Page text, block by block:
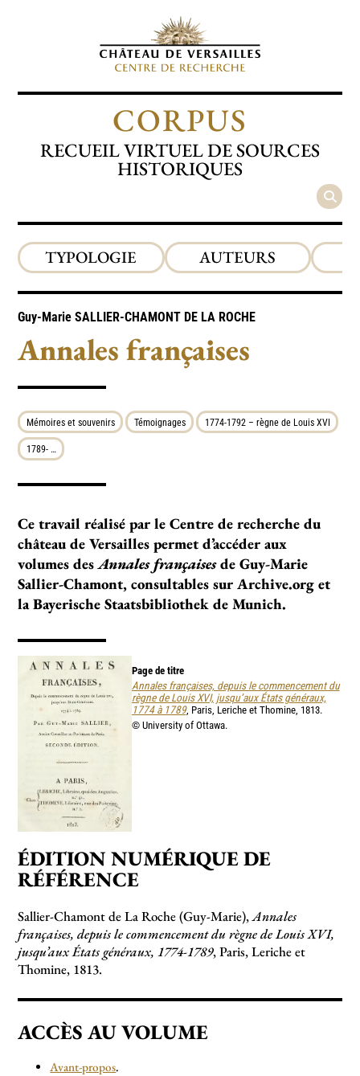
CORPUS
RECUEIL VIRTUEL DE SOURCES
HISTORIQUES
TYPOLOGIE AUTEURS
Guy-MarieSALLIER-CHAMONT DE LA ROCHE
Annales françaises
Mémoires et souvenirs Témoignages 1774-1792 – règne de Louis XVI
1789- …
Ce travail réalisé par le Centre de recherche du
château de Versailles permet d’accéder aux
volumes desAnnales françaisesde Guy-Marie
Sallier-Chamont, consultables sur Archive.org et
la Bayerische Staatsbibliothek de Munich.
Page de titre
Annales françaises, depuis le commencement du
règne de Louis XVI, jusqu’aux États généraux,
1774 à 1789, Paris, Leriche et Thomine, 1813.
© University of Ottawa.
ÉDITION NUMÉRIQUE DE
RÉFÉRENCE
Sallier-Chamont de La Roche (Guy-Marie),Annales
françaises, depuis le commencement du règne de Louis XVI,
jusqu’aux États généraux, 1774-1789, Paris, Leriche et
Thomine, 1813.
ACCÈS AU VOLUME
Avant-propos.